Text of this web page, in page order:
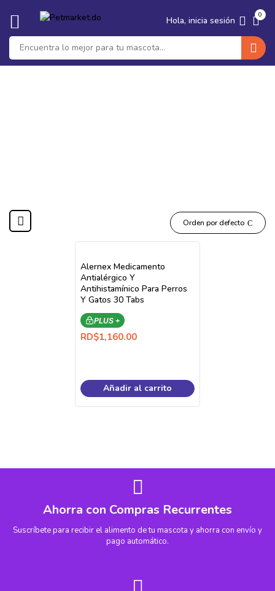
🐶 Seguro Medico para tu Perro · ›
Hola, inicia sesión 0
Orden por defecto
Alernex Medicamento
Antialérgico Y
Antihistamínico Para Perros
Y Gatos 30 Tabs
PLUS +
RD$1,160.00
Añadir al carrito
Ahorra con Compras Recurrentes
Suscríbete para recibir el alimento de tu mascota y ahorra con envío y
pago automático.